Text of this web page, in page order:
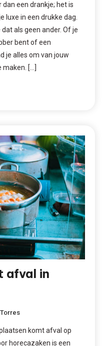
dan een drankje; het is
luxe in een drukke dag.
als geen ander. Of je
bent of een
je alles om van jouw
[…]
afval in
Torres
komt afval op
horecazaken is een